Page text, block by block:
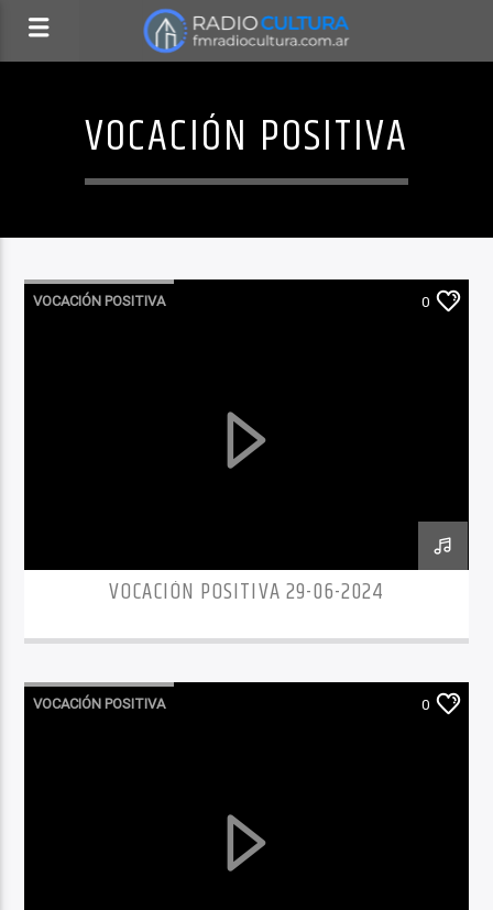
VOCACIÓN POSITIVA
VOCACIÓN POSITIVA 0
VOCACIÓN POSITIVA 29-06-2024
VOCACIÓN POSITIVA 0